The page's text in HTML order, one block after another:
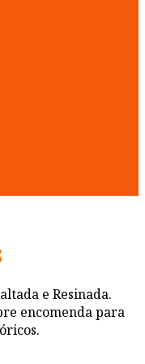
e Resinada.
encomenda para